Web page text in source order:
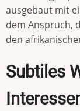
ausgebaut mit
dem Anspruch,
den
Subtiles